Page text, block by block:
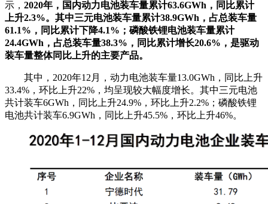
示， 2020年，国内动力电池装车量累计63.6GWh，同比累计
上升2.3%。其中三元电池装车量累计38.9GWh，占总装车量
61.1%，同比累计下降4.1%；磷酸铁锂电池装车量累计
24.4GWh，占总装车量38.3%，同比累计增长20.6%，是驱动
装车量整体同比上升的主要产品。
其中，2020年12月，动力电池装车量13.0GWh，同比上升
33.4%，环比上升22%，均呈现较大幅度增长。其中三元电池
共计装车6GWh，同比上升24.9%，环比上升2.2%；磷酸铁锂
电池共计装车6.9GWh，同比上升45.5%，环比上升46%。